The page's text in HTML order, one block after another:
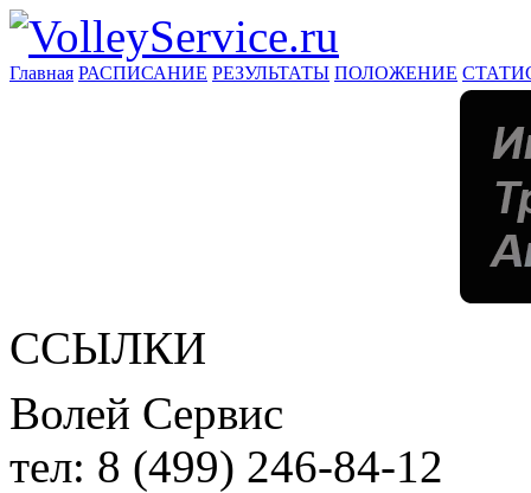
Главная РАСПИСАНИЕ РЕЗУЛЬТАТЫ ПОЛОЖЕНИЕ
ССЫЛКИ
Волей Сервис
тел: 8 (499) 246-84-12